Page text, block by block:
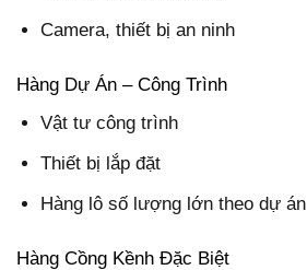
Camera, thiết bị an ninh
Hàng Dự Án – Công Trình
Vật tư công trình
Thiết bị lắp đặt
Hàng lô số lượng lớn theo dự án
Hàng Cồng Kềnh Đặc Biệt